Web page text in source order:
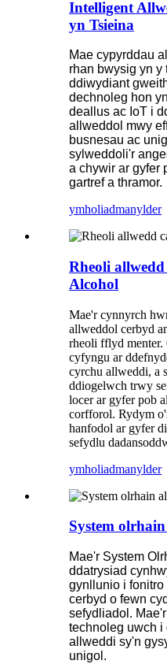
Intelligent
yn Tsieina
Mae cypyrddau
rhan bwysig yn
ddiwydiant
dechnoleg hon
deallus ac IoT i
allweddol mwy
busnesau ac
sylweddoli'r
a chywir ar gyfer
gartref a thramor.
ymholiadmanylder
Rheoli
Alcohol
Mae'r cynnyrch
allweddol cerbyd
rheoli fflyd menter.
cyfyngu ar
cyrchu allweddi, a
ddiogelwch trwy
locer ar gyfer pob
corfforol. Rydym
hanfodol ar gyfer
sefydlu
ymholiadmanylder
System
Mae'r System
ddatrysiad
gynllunio i
cerbyd o fewn
sefydliadol.
technoleg uwch i
allweddi sy'n
unigol.